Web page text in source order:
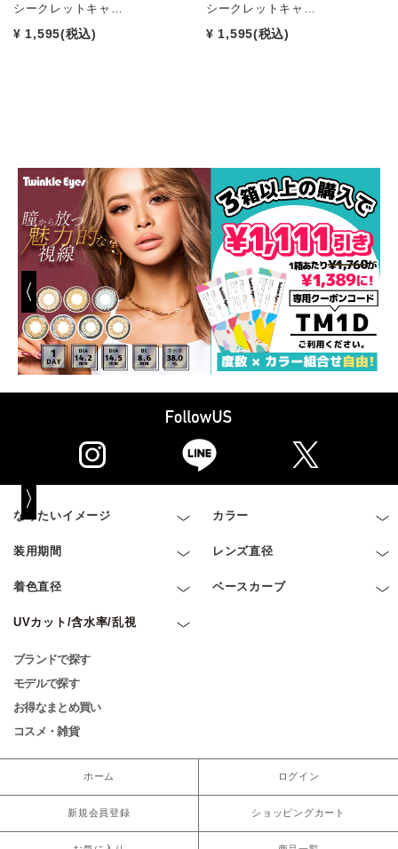
シークレットキャ…
¥ 1,595(税込)
シークレットキャ…
¥ 1,595(税込)
なりたいイメージ カラー
装用期間 レンズ直径
着色直径 ベースカーブ
UVカット/含水率/乱視
ブランドで探す
モデルで探す
お得なまとめ買い
コスメ・雑貨
ホーム ログイン
新規会員登録 ショッピングカート